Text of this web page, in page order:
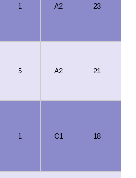
1 A2 23
5 A2 21
1 C1 18